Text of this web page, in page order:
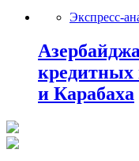
Экспресс-
кредитных
и Карабаха